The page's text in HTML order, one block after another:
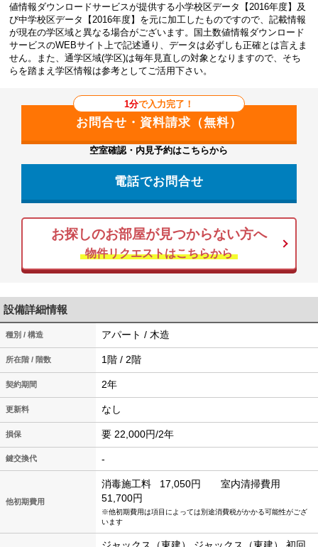
値情報ダウンロードサービスが提供する小学校区データ【2016年度】及
び中学校区データ【2016年度】を元に加工したものですので、記載情報
が現在の学区域と異なる場合がございます。国土数値情報ダウンロード
サービスのWEBサイト上で記述通り、データは必ずしも正確とは言えま
せん。また、通学区域(学区)は毎年見直しの対象となりますので、そち
らを踏まえ学区情報は参考としてご活用下さい。
1分で入力完了！
空室確認・内見予約はこちらから
電話でお問合せ
お探しのお部屋が見つからない方へ
物件リクエストはこちらから
設備詳細情報
種別 / 構造 アパート / 木造
所在階 / 階数 1階 / 2階
契約期間 2年
更新料 なし
損保 要 22,000円/2年
鍵交換代 -
他初期費用
消毒施工料 17,050円
室内清掃費用
51,700円
※他初期費用は項目によっては別途消費税がかかる可能性がござ
います